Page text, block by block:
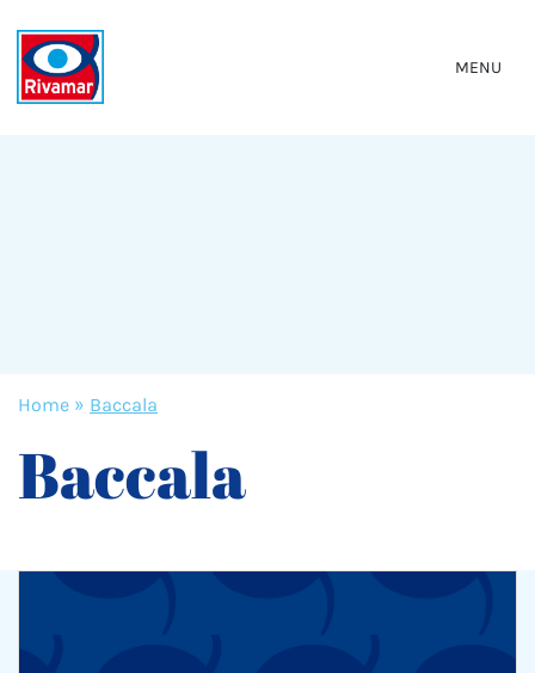
MENU
Home » Baccala
Baccala